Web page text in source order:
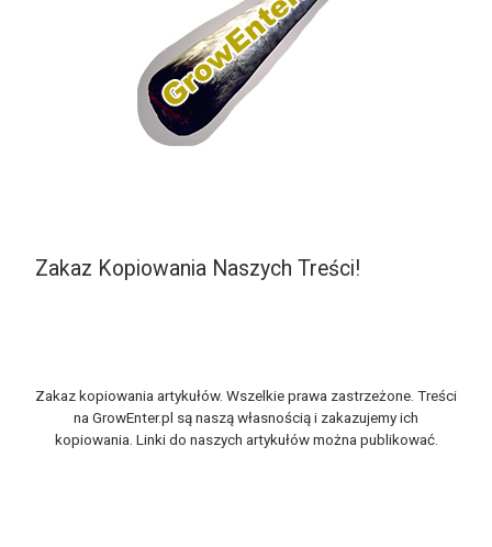
Zakaz Kopiowania Naszych Treści!
Zakaz kopiowania artykułów. Wszelkie prawa zastrzeżone. Treści
na GrowEnter.pl są naszą własnością i zakazujemy ich
kopiowania. Linki do naszych artykułów można publikować.